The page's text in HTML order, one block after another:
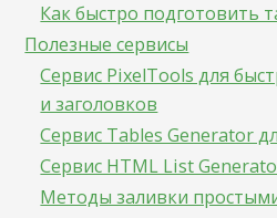
Как быстро подготовить
Полезные сервисы
Сервис PixelTools для
и заголовков
Сервис Tables Generator
Сервис HTML List
Методы заливки